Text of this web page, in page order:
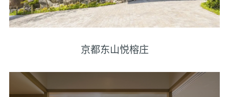
京都东山悦榕庄